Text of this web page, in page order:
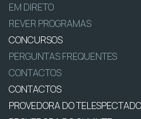
EM DIRETO
REVER PROGRAMAS
CONCURSOS
PERGUNTAS FREQUENTES
CONTACTOS
CONTACTOS
PROVEDORA DO